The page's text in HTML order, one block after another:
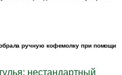
ручную кофемолку при помощи